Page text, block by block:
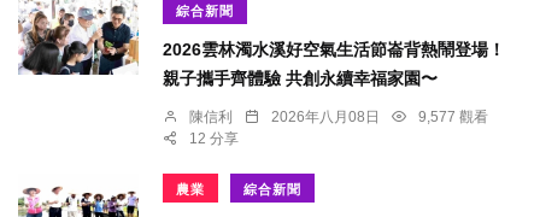
綜合新聞
2026雲林濁水溪好空氣生活節崙背熱鬧登場！
親子攜手齊體驗 共創永續幸福家園〜
陳信利 2026年八月08日
9,577 觀看
12 分享
農業 綜合新聞